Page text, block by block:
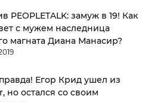
PEOPLETALK: замуж в 19! Как
с мужем наследница
магната Диана Манасир?
Егор Крид ушел из
но остался со своим